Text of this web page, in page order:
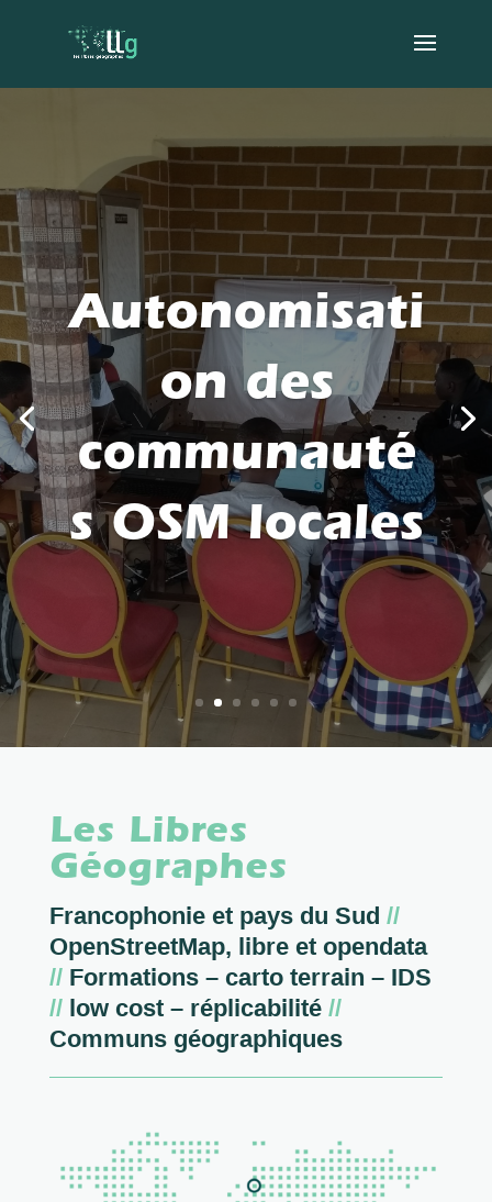
Autonomisati
on des
communauté
s OSM locales
Les Libres
Géographes
Francophonie et pays du Sud //
OpenStreetMap, libre et opendata
//Formations – carto terrain – IDS
//low cost – réplicabilité //
Communs géographiques